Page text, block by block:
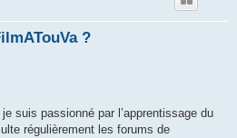
?
suis passionné par l’apprentissage du
régulièrement les forums de